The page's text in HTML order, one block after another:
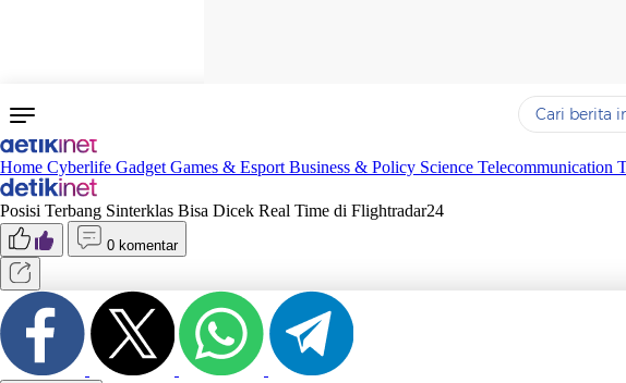
Yang
Home Cyberlife Gadget Games & Esport Business & Policy Science Telecommunication
Posisi Terbang Sinterklas Bisa Dicek Real Time di Flightradar24
0 komentar